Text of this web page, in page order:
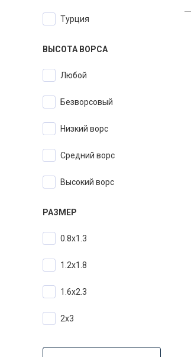
От
ДЛИНА
От
Турция
ВЫСОТА ВОРСА
Любой
Безворсовый
Низкий ворс
Средний ворс
Высокий ворс
РАЗМЕР
0.8х1.3
1.2х1.8
1.6х2.3
2х3